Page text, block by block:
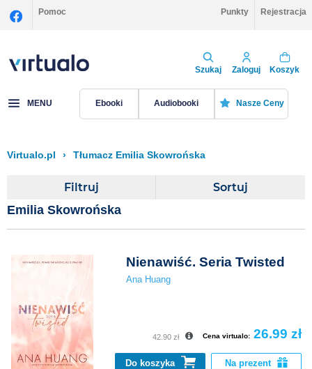
Pomoc Punkty Rejestracja
Szukaj Zaloguj Koszyk
MENU Ebooki Audiobooki Nasze Ceny
Virtualo.pl › Tłumacz Emilia Skowrońska
Filtruj Sortuj
Emilia Skowrońska
Nienawiść. Seria Twisted
Ana Huang
Cena virtualo: 26.99 zł
42.90 zł
Do koszyka Na prezent